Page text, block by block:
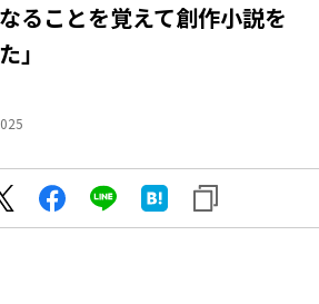
ることを覚えて創作小説を
」